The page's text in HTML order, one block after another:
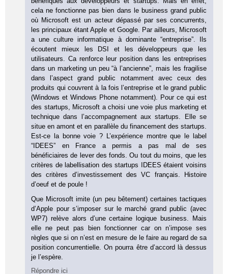
cela ne fonctionne pas bien dans le business grand public
où Microsoft est un acteur dépassé par ses concurrents,
les principaux étant Apple et Google. Par ailleurs, Microsoft
a une culture informatique à dominante “entreprise”. Ils
écoutent mieux les DSI et les développeurs que les
utilisateurs. Ca renforce leur position dans les entreprises
dans un marketing un peu “à l’ancienne”, mais les fragilise
dans l’aspect grand public notamment avec ceux des
produits qui couvrent à la fois l’entreprise et le grand public
(Windows et Windows Phone notamment). Pour ce qui est
des startups, Microsoft a choisi une voie plus marketing et
technique dans l’accompagnement aux startups. Elle se
situe en amont et en parallèle du financement des startups.
Est-ce la bonne voie ? L’expérience montre que le label
“IDEES” en France a permis a pas mal de ses
bénéficiaires de lever des fonds. Ou tout du moins, que les
critères de labellisation des startups IDEES étaient voisins
des critères d’investissement des VC français. Histoire
d’oeuf et de poule !
Que Microsoft imite (un peu bêtement) certaines tactiques
d’Apple pour s’imposer sur le marché grand public (avec
WP7) relève alors d’une certaine logique business. Mais
elle ne peut pas bien fonctionner car on n’impose ses
règles que si on n’est en mesure de le faire au regard de sa
position concurrentielle. On pourra être d’accord là dessus
je l’espère.
Répondre ici